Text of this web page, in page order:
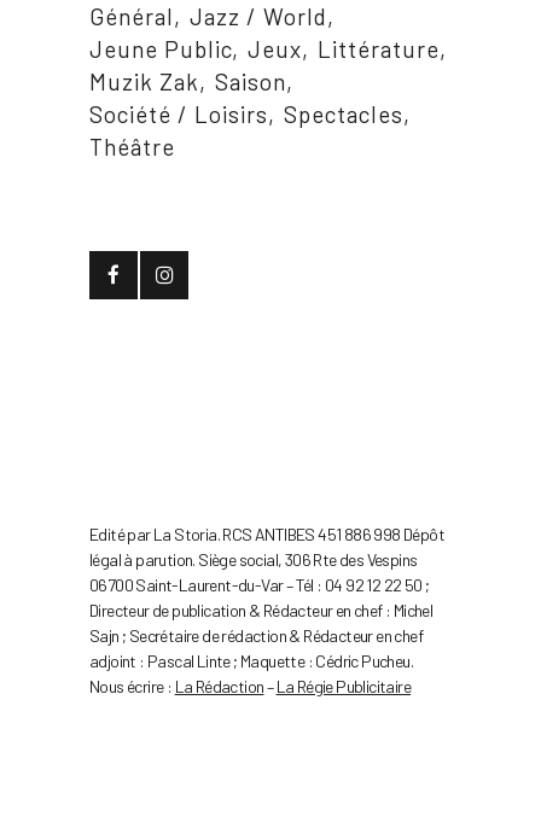
Général
Jazz / World
Jeune Public Jeux
Littérature
Muzik Zak
Saison
Société / Loisirs
Spectacles
Théâtre
Edité par La Storia. RCS ANTIBES 451 886 998 Dépôt
légal à parution. Siège social, 306 Rte des Vespins
06700 Saint-Laurent-du-Var – Tél : 04 92 12 22 50 ;
Directeur de publication & Rédacteur en chef : Michel
Sajn ; Secrétaire de rédaction & Rédacteur en chef
adjoint : Pascal Linte ; Maquette : Cédric Pucheu.
Nous écrire : La Rédaction–La Régie Publicitaire